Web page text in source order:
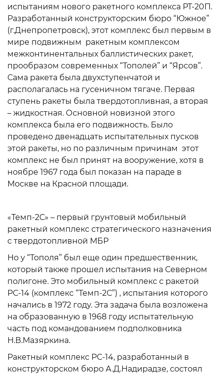
испытаниям нового ракетного комплекса РТ-20П.
Разработанный конструкторским бюро “Южное”
(г.Днепропетровск), этот комплекс был первым в
мире подвижным ракетным комплексом
межконтинентальных баллистических ракет,
прообразом современных “Тополей” и “Ярсов”.
Сама ракета была двухступенчатой и
располагалась на гусеничном тягаче. Первая
ступень ракеты была твердотопливная, а вторая
– жидкостная. Основной новизной этого
комплекса была его подвижность. Было
проведено двенадцать испытательных пусков
этой ракеты, но по различным причинам этот
комплекс не был принят на вооружение, хотя в
ноябре 1967 года был показан на параде в
Москве на Красной площади.
«Темп-2С» – первый грунтовый мобильный
ракетный комплекс стратегического назначения
с твердотопливной МБР
Но у “Тополя” был еще один предшественник,
который также прошел испытания на Северном
полигоне. Это мобильный комплекс с ракетой
РС-14 (комплекс “Темп-2С”) , испытания которого
начались в 1972 году. Эта задача была возложена
на образованную в 1968 году испытательную
часть под командованием подполковника
Н.В.Мазяркина.
Ракетный комплекс РС-14, разработанный в
конструкторском бюро А.Д.Надирадзе, состоял